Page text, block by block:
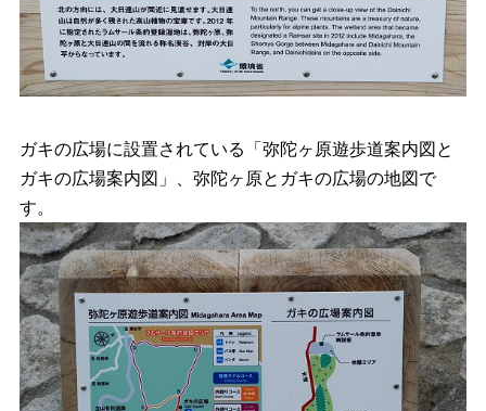
ガキの広場に設置されている「弥陀ヶ原遊歩道案内図と
ガキの広場案内図」、弥陀ヶ原とガキの広場の地図で
す。